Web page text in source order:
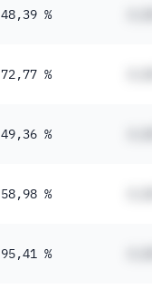
48,39 %
72,77 %
49,36 %
58,98 %
95,41 %